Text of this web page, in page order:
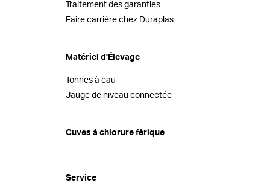
Traitement des garanties
Faire carrière chez Duraplas
Matériel d'Élevage
Tonnes à eau
Jauge de niveau connectée
Cuves à chlorure férique
Service